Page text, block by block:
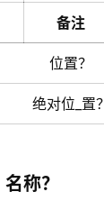
备注
位置？
绝对位_置？
名称？